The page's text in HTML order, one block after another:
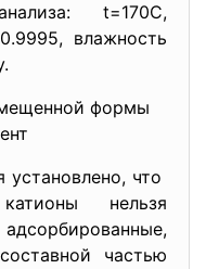
t=170C,
влажность
формы
что
нельзя
частью